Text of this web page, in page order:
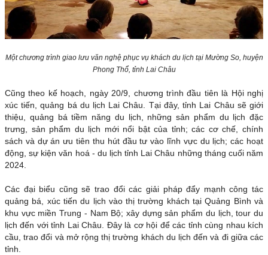
Một chương trình giao lưu văn nghệ phục vụ khách du lịch tại Mường So, huyện
Phong Thổ, tỉnh Lai Châu
Cũng theo kế hoạch, ngày 20/9, chương trình đầu tiên là Hội nghị
xúc tiến, quảng bá du lịch Lai Châu. Tại đây, tỉnh Lai Châu sẽ giới
thiệu, quảng bá tiềm năng du lịch, những sản phẩm du lịch đặc
trưng, sản phẩm du lịch mới nổi bật của tỉnh; các cơ chế, chính
sách và dự án ưu tiên thu hút đầu tư vào lĩnh vực du lịch; các hoạt
động, sự kiện văn hoá - du lịch tỉnh Lai Châu những tháng cuối năm
2024.
Các đại biểu cũng sẽ trao đổi các giải pháp đẩy mạnh công tác
quảng bá, xúc tiến du lịch vào thị trường khách tại Quảng Bình và
khu vực miền Trung - Nam Bộ; xây dựng sản phẩm du lịch, tour du
lịch đến với tỉnh Lai Châu. Đây là cơ hội để các tỉnh cùng nhau kích
cầu, trao đổi và mở rộng thị trường khách du lịch đến và đi giữa các
tỉnh.